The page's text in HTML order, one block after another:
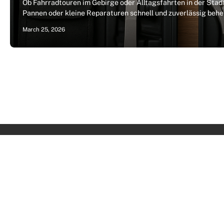
Ob Fahrradtouren im Gebirge oder Alltagsfahrten in der
Pannen oder kleine Reparaturen schnell und zuverlässig
March 25, 2026